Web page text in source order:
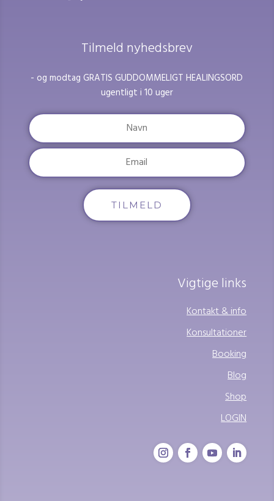
Tilmeld nyhedsbrev
- og modtag GRATIS GUDDOMMELIGT HEALINGSORD
ugentligt i 10 uger
TILMELD
Vigtige links
Kontakt & info
Konsultationer
Booking
Blog
Shop
LOGIN